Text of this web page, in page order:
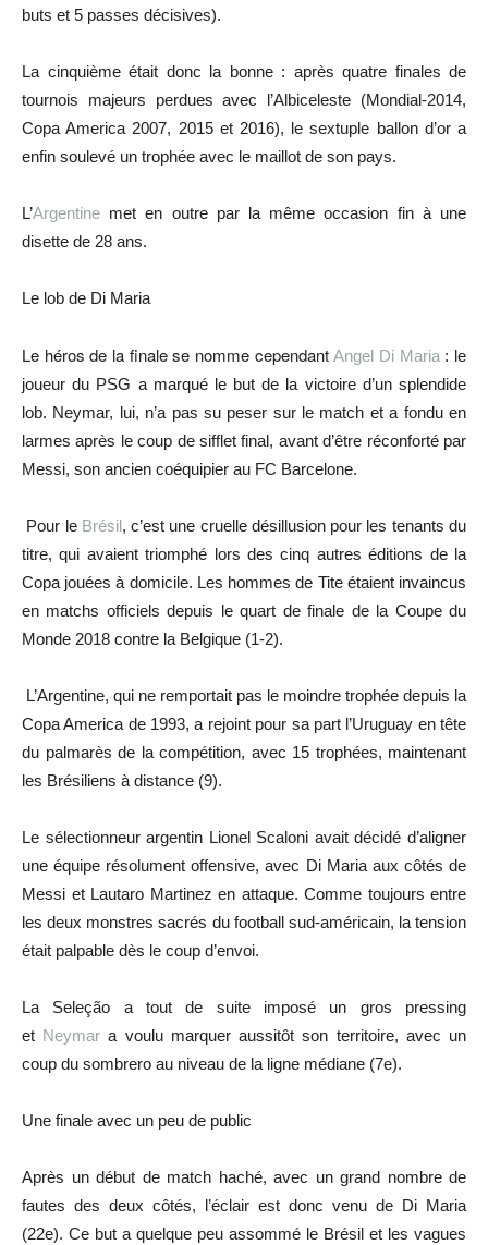
buts et 5 passes décisives).
La cinquième était donc la bonne : après quatre finales de
tournois majeurs perdues avec l’Albiceleste (Mondial-2014,
Copa America 2007, 2015 et 2016), le sextuple ballon d’or a
enfin soulevé un trophée avec le maillot de son pays.
L’Argentine met en outre par la même occasion fin à une
disette de 28 ans.
Le lob de Di Maria
Le héros de la finale se nomme cependantAngel Di Maria: le
joueur du PSG a marqué le but de la victoire d’un splendide
lob. Neymar, lui, n’a pas su peser sur le match et a fondu en
larmes après le coup de sifflet final, avant d’être réconforté par
Messi, son ancien coéquipier au FC Barcelone.
Pour le Brésil, c’est une cruelle désillusion pour les tenants du
titre, qui avaient triomphé lors des cinq autres éditions de la
Copa jouées à domicile. Les hommes de Tite étaient invaincus
en matchs officiels depuis le quart de finale de la Coupe du
Monde 2018 contre la Belgique (1-2).
L’Argentine, qui ne remportait pas le moindre trophée depuis la
Copa America de 1993, a rejoint pour sa part l’Uruguay en tête
du palmarès de la compétition, avec 15 trophées, maintenant
les Brésiliens à distance (9).
Le sélectionneur argentin Lionel Scaloni avait décidé d’aligner
une équipe résolument offensive, avec Di Maria aux côtés de
Messi et Lautaro Martinez en attaque. Comme toujours entre
les deux monstres sacrés du football sud-américain, la tension
était palpable dès le coup d’envoi.
La Seleção a tout de suite imposé un gros pressing
et Neymar a voulu marquer aussitôt son territoire, avec un
coup du sombrero au niveau de la ligne médiane (7e).
Une finale avec un peu de public
Après un début de match haché, avec un grand nombre de
fautes des deux côtés, l’éclair est donc venu de Di Maria
(22e). Ce but a quelque peu assommé le Brésil et les vagues